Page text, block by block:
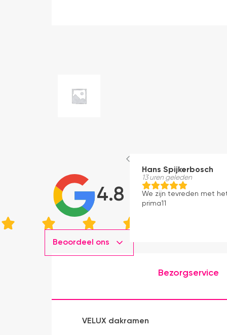
4.8
Beoordeel ons
Hans Spijkerbosch
13 uren geleden
We zijn tevreden met
prima11
Bezorgservice
VELUX dakramen